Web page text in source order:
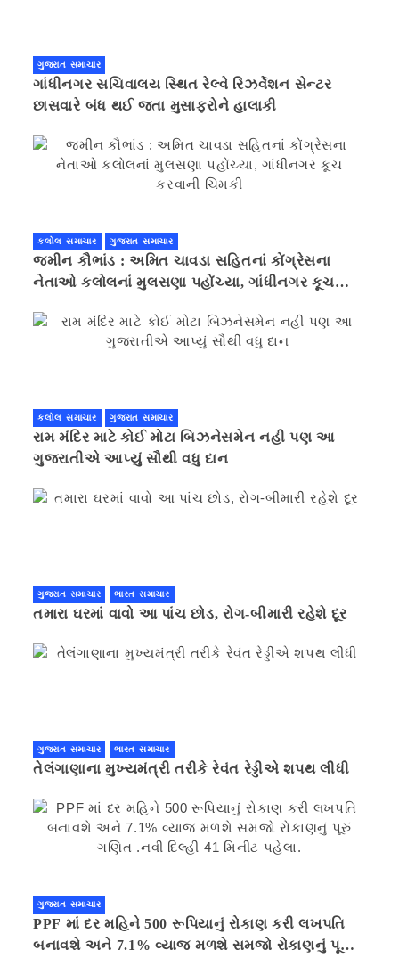
ગુજરાત સમાચાર
ગાંધીનગર સચિવાલય સ્થિત રેલ્વે રિઝર્વેશન સેન્ટર
છાસવારે બંધ થઈ જતા મુસાફરોને હાલાકી
કલોલ સમાચાર ગુજરાત સમાચાર
જમીન કૌભાંડ : અમિત ચાવડા સહિતનાં કોંગ્રેસના
નેતાઓ કલોલનાં મુલસણા પહોંચ્યા, ગાંધીનગર કૂચ
કલોલ સમાચાર ગુજરાત સમાચાર
રામ મંદિર માટે કોઈ મોટા બિઝનેસમેન નહી પણ આ
ગુજરાતીએ આપ્યું સૌથી વધુ દાન
ગુજરાત સમાચાર ભારત સમાચાર
તમારા ઘરમાં વાવો આ પાંચ છોડ, રોગ-બીમારી રહેશે દૂર
ગુજરાત સમાચાર ભારત સમાચાર
તેલંગાણાના મુખ્યમંત્રી તરીકે રેવંત રેડ્ડીએ શપથ લીધી
ગુજરાત સમાચાર
PPF માં દર મહિને 500 રૂપિયાનું રોકાણ કરી લખપતિ
બનાવશે અને 7.1% વ્યાજ મળશે સમજો રોકાણનું પૂરું